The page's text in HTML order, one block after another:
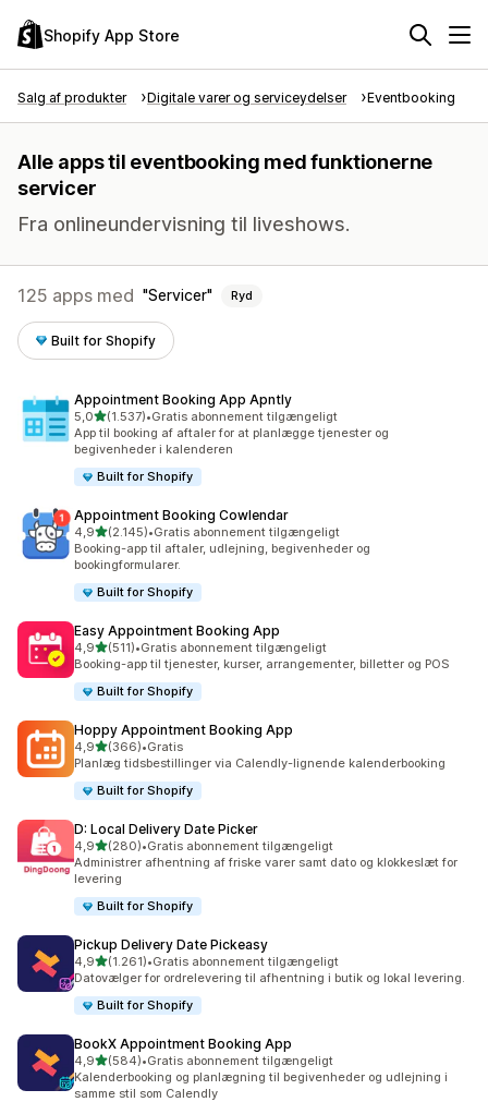
Shopify App Store
Salg af produkter Digitale varer og serviceydelser Eventbooking
Alle apps til eventbooking med funktionerne
servicer
Fra onlineundervisning til liveshows.
125 apps med Servicer Ryd
Built for Shopify
Appointment Booking App Apntly
5,0ud af 5 stjerner
(1.537)
1537 anmeldelser i alt
•Gratis abonnement tilgængeligt
App til booking af aftaler for at planlægge tjenester og
begivenheder i kalenderen
Built for Shopify
Appointment Booking Cowlendar
4,9ud af 5 stjerner
(2.145)
2145 anmeldelser i alt
•Gratis abonnement tilgængeligt
Booking-app til aftaler, udlejning, begivenheder og
bookingformularer.
Built for Shopify
Easy Appointment Booking App
4,9ud af 5 stjerner
(511)
511 anmeldelser i alt
•Gratis abonnement tilgængeligt
Booking-app til tjenester, kurser, arrangementer, billetter og POS
Built for Shopify
Hoppy Appointment Booking App
4,9ud af 5 stjerner
(366)
366 anmeldelser i alt
•Gratis
Planlæg tidsbestillinger via Calendly-lignende kalenderbooking
Built for Shopify
D: Local Delivery Date Picker
4,9ud af 5 stjerner
(280)
280 anmeldelser i alt
•Gratis abonnement tilgængeligt
Administrer afhentning af friske varer samt dato og klokkeslæt for
levering
Built for Shopify
Pickup Delivery Date Pickeasy
4,9ud af 5 stjerner
(1.261)
1261 anmeldelser i alt
•Gratis abonnement tilgængeligt
Datovælger for ordrelevering til afhentning i butik og lokal levering.
Built for Shopify
BookX Appointment Booking App
4,9ud af 5 stjerner
(584)
584 anmeldelser i alt
•Gratis abonnement tilgængeligt
Kalenderbooking og planlægning til begivenheder og udlejning i
samme stil som Calendly